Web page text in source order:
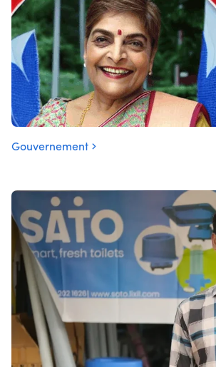
Gouvernement